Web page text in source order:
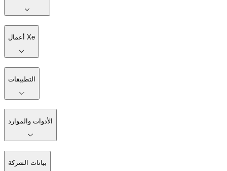
أعمال Xe
التطبيقات
الأدوات والموارد
بيانات الشركة